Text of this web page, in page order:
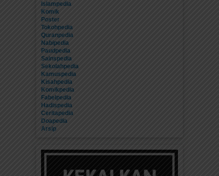
Islampedia
Komik
Poster
Tokohpedia
Quranpedia
Nabipedia
Paudpedia
Sainspedia
Sekolahpedia
Kamuspedia
Kisahpedia
Komikpedia
Fabelpedia
Hadispedia
Ceritapedia
Doapedia
Arsip